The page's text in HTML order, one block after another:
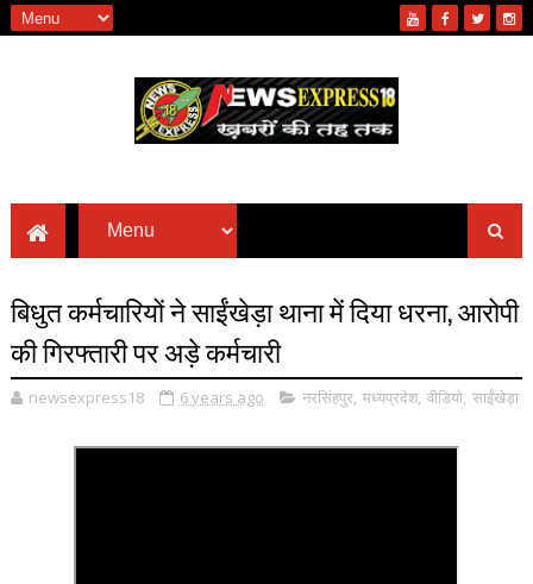
बिधुत कर्मचारियों ने साईंखेड़ा थाना में दिया धरना, आरोपी
की गिरफ्तारी पर अड़े कर्मचारी
newsexpress18 6 years ago नरसिंहपुर, मध्यप्रदेश, वीडियो, साईंखेड़ा